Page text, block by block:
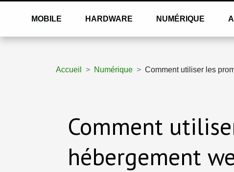
MOBILE HARDWARE NUMÉRIQUE
Accueil Numérique Comment utiliser les
Comment
hébergement